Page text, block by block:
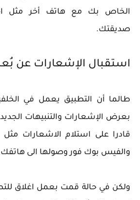
الخاص بك مع هاتف أخر مثل
صديقتك.
استقبال الإشعارات عن
طالما أن التطبيق يعمل في
بعرض الإشعارات والتنبيهات
قادرا على استلام الاشعارات
والفيس بوك فور وصولها الى
ولكن في حالة قمت بعمل اغلاق